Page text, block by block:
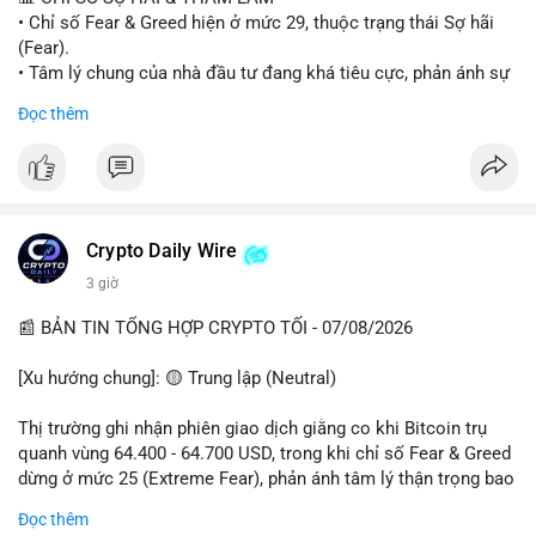
#vlikevn
• Chỉ số Fear & Greed hiện ở mức 29, thuộc trạng thái Sợ hãi
(Fear).
• Tâm lý chung của nhà đầu tư đang khá tiêu cực, phản ánh sự
• CoinGecko Trending: Plume (PLUME), Cash Cat (CASHCAT),
• LunarCrush Trending: Ethereum, Solana, Dogecoin, Polkadot,
Chainlink.
Viettel) và các từ khóa đời sống khác đang chiếm ưu thế.
💬 DÒNG CHẢY TIN TỨC & TRUYỀN THÔNG
năm tù đối với Sam Bankman-Fried (FTX).
• Tin tức vĩ mô: Cảnh báo về tình trạng stagflation (lạm phát
đình trệ) từ dữ liệu PMI của Mỹ; thu nhập của người Mỹ đang
• Tin tức Binance: Binance chuẩn bị nâng cấp dịch vụ giao dịch
Đọc thêm
Crypto Daily Wire
3 giờ
📰 BẢN TIN TỔNG HỢP CRYPTO TỐI - 07/08/2026
[Xu hướng chung]: 🟡 Trung lập (Neutral)
Thị trường ghi nhận phiên giao dịch giằng co khi Bitcoin trụ
quanh vùng 64.400 - 64.700 USD, trong khi chỉ số Fear & Greed
dừng ở mức 25 (Extreme Fear), phản ánh tâm lý thận trọng bao
Đọc thêm